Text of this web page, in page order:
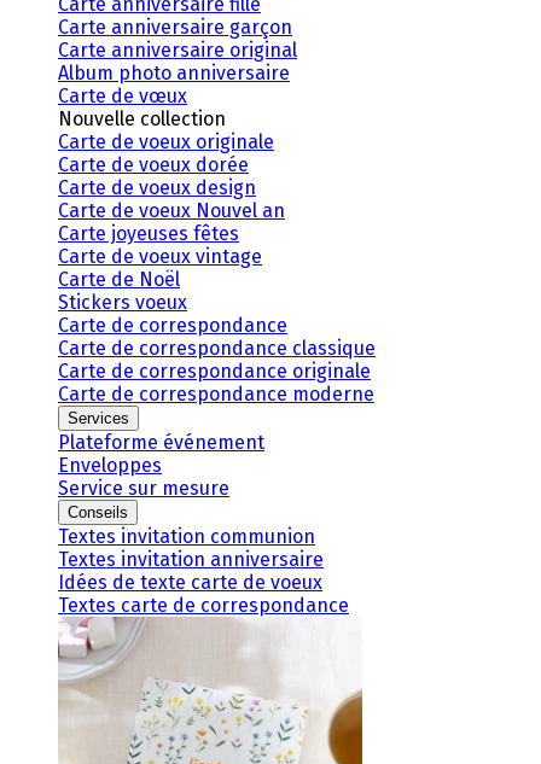
Carte anniversaire garçon
Carte anniversaire original
Album photo anniversaire
Carte de vœux
Nouvelle collection
Carte de voeux originale
Carte de voeux dorée
Carte de voeux design
Carte de voeux Nouvel an
Carte joyeuses fêtes
Carte de voeux vintage
Carte de Noël
Stickers voeux
Carte de correspondance
Carte de correspondance classique
Carte de correspondance originale
Carte de correspondance moderne
Services
Plateforme événement
Enveloppes
Service sur mesure
Conseils
Textes invitation communion
Textes invitation anniversaire
Idées de texte carte de voeux
Textes carte de correspondance